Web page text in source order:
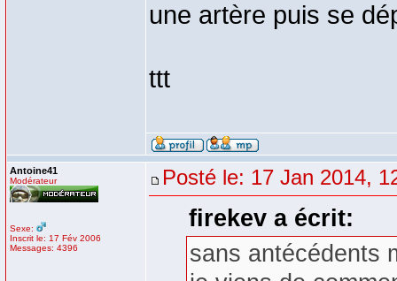
une artère puis se
ttt
Antoine41
Modérateur
Sexe:
Inscrit le: 17 Fév 2006
Messages: 4396
Posté le: 17 Jan 2014,
firekev a écrit:
sans antécédents